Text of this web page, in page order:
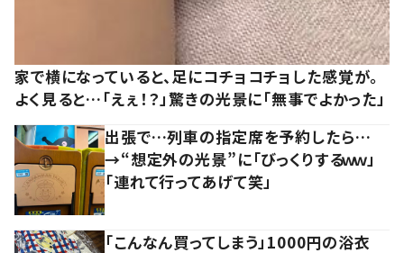
家で横になっていると、足にコチョコチョした感覚が。
よく見ると…「えぇ！？」驚きの光景に「無事でよかった」
出張で…列車の指定席を予約したら…
→“想定外の光景”に「びっくりするｗｗ」
「連れて行ってあげて笑」
「こんなん買ってしまう」1000円の浴衣